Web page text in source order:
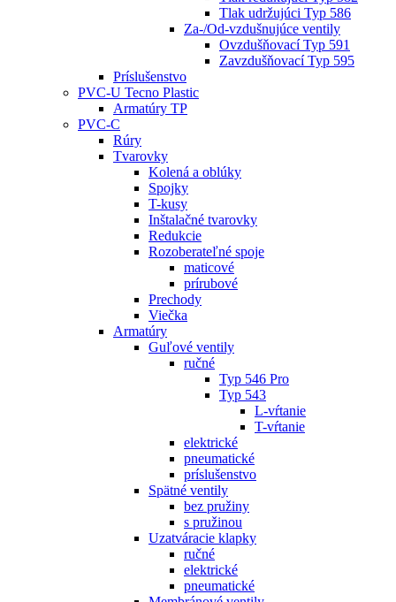
Tlak udržujúci Typ 586
Za-/Od-vzdušnujúce ventily
Ovzdušňovací Typ 591
Zavzdušňovací Typ 595
Príslušenstvo
PVC-U Tecno Plastic
Armatúry TP
PVC-C
Rúry
Tvarovky
Kolená a oblúky
Spojky
T-kusy
Inštalačné tvarovky
Redukcie
Rozoberateľné spoje
maticové
prírubové
Prechody
Viečka
Armatúry
Guľové ventily
ručné
Typ 546 Pro
Typ 543
L-vŕtanie
T-vŕtanie
elektrické
pneumatické
príslušenstvo
Spätné ventily
bez pružiny
s pružinou
Uzatváracie klapky
ručné
elektrické
pneumatické